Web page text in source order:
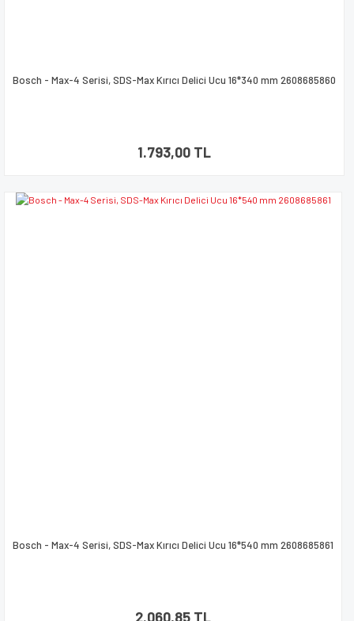
Bosch - Max-4 Serisi, SDS-Max Kırıcı Delici Ucu 16*340 mm 2608685860
1.793,00 TL
Bosch - Max-4 Serisi, SDS-Max Kırıcı Delici Ucu 16*540 mm 2608685861
2.060,85 TL